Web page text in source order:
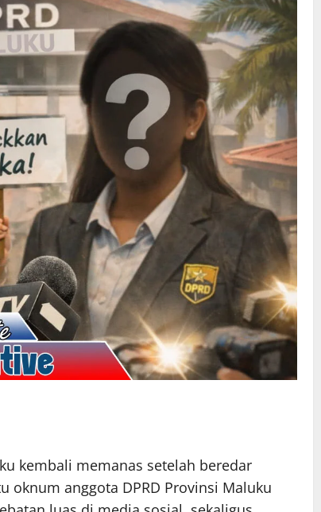
kembali memanas setelah beredar
oknum anggota DPRD Provinsi Maluku